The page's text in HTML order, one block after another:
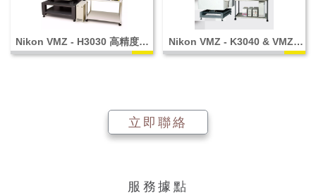
Nikon VMZ - H3030 高精度機
型
Nikon VMZ - K3040 & VMZ -
K6555 共軛焦影像測量系統
立即聯絡
服務據點